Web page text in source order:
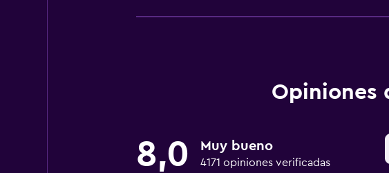
Opiniones
8,0 Muy bueno
4171 opiniones verificadas